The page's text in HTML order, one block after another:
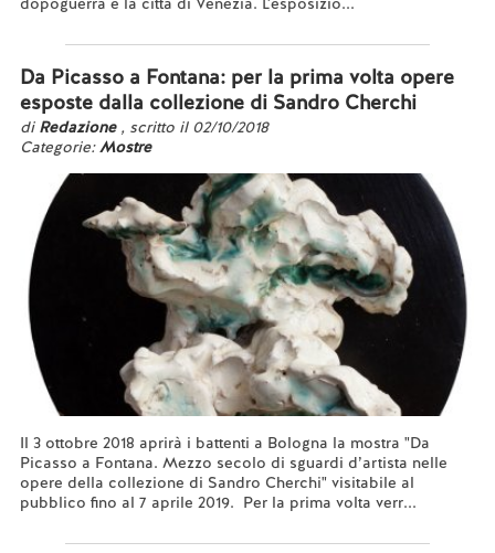
Da Picasso a Fontana: per la prima volta opere
esposte dalla collezione di Sandro Cherchi
di Redazione , scritto il 02/10/2018
Categorie:Mostre
Il 3 ottobre 2018 aprirà i battenti a Bologna la mostra "Da
Picasso a Fontana. Mezzo secolo di sguardi d’artista nelle
opere della collezione di Sandro Cherchi" visitabile al
pubblico fino al 7 aprile 2019. Per la prima volta verr...